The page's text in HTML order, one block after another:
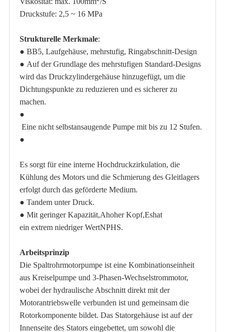
Druckstufe: 2,5 ~ 16 MPa
Strukturelle Merkmale:
● BB5, Laufgehäuse, mehrstufig, Ringabschnitt-Design
● Auf der Grundlage des mehrstufigen Standard-Designs
wird das Druckzylindergehäuse hinzugefügt, um die
Dichtungspunkte zu reduzieren und es sicherer zu
machen.
●
Eine nicht selbstansaugende Pumpe mit bis zu 12 Stufen.
●
Es sorgt für eine interne Hochdruckzirkulation, die
Kühlung des Motors und die Schmierung des Gleitlagers
erfolgt durch das geförderte Medium.
● Tandem unter Druck.
● Mit geringer Kapazität,Ahoher Kopf,Eshat
ein extrem niedriger WertNPHS.
Arbeitsprinzip
Die Spaltrohrmotorpumpe ist eine Kombinationseinheit
aus Kreiselpumpe und 3-Phasen-Wechselstrommotor,
wobei der hydraulische Abschnitt direkt mit der
Motorantriebswelle verbunden ist und gemeinsam die
Rotorkomponente bildet. Das Statorgehäuse ist auf der
Innenseite des Stators eingebettet, um sowohl die